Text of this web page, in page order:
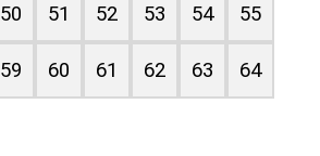
50 51 52 53 54 55
59 60 61 62 63 64